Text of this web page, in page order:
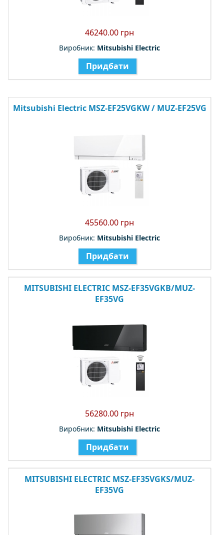
46240.00 грн
Виробник: Mitsubishi Electric
Придбати
Mitsubishi Electric MSZ-EF25VGKW / MUZ-EF25VG
45560.00 грн
Виробник: Mitsubishi Electric
Придбати
MITSUBISHI ELECTRIC MSZ-EF35VGKB/MUZ-
EF35VG
56280.00 грн
Виробник: Mitsubishi Electric
Придбати
MITSUBISHI ELECTRIC MSZ-EF35VGKS/MUZ-
EF35VG